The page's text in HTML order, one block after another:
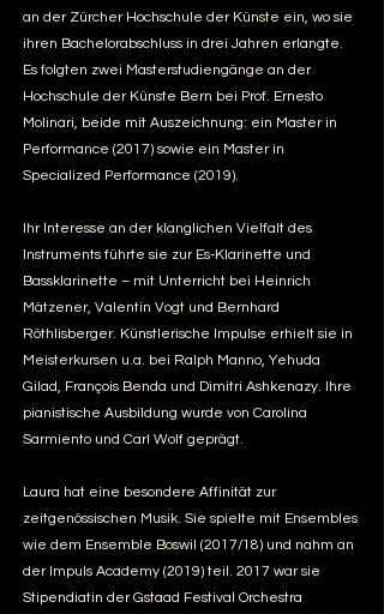
an der Zürcher Hochschule der Künste ein, wo sie
ihren Bachelorabschluss in drei Jahren erlangte.
Es folgten zwei Masterstudiengänge an der
Hochschule der Künste Bern bei Prof. Ernesto
Molinari, beide mit Auszeichnung: ein Master in
Performance (2017) sowie ein Master in
Specialized Performance (2019).
Ihr Interesse an der klanglichen Vielfalt des
Instruments führte sie zur Es-Klarinette und
Bassklarinette – mit Unterricht bei Heinrich
Mätzener, Valentin Vogt und Bernhard
Röthlisberger. Künstlerische Impulse erhielt sie in
Meisterkursen u.a. bei Ralph Manno, Yehuda
Gilad, François Benda und Dimitri Ashkenazy. Ihre
pianistische Ausbildung wurde von Carolina
Sarmiento und Carl Wolf geprägt.
Laura hat eine besondere Affinität zur
zeitgenössischen Musik. Sie spielte mit Ensembles
wie dem Ensemble Boswil (2017/18) und nahm an
der Impuls Academy (2019) teil. 2017 war sie
Stipendiatin der Gstaad Festival Orchestra